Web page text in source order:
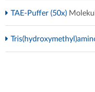
TAE-Puffer (50x)